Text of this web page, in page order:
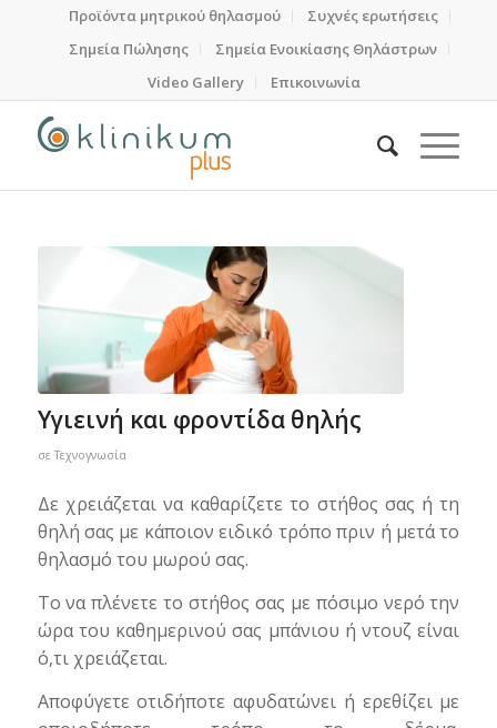
Προϊόντα μητρικού θηλασμού
Συχνές ερωτήσεις
Σημεία Πώλησης
Σημεία Ενοικίασης Θηλάστρων
Video Gallery
Επικοινωνία
Υγιεινή και φροντίδα θηλής
σεΤεχνογνωσία
Δε χρειάζεται να καθαρίζετε το στήθος σας ή τη
θηλή σας με κάποιον ειδικό τρόπο πριν ή μετά το
θηλασμό του μωρού σας.
Το να πλένετε το στήθος σας με πόσιμο νερό την
ώρα του καθημερινού σας μπάνιου ή ντουζ είναι
ό,τι χρειάζεται.
Αποφύγετε οτιδήποτε αφυδατώνει ή ερεθίζει με